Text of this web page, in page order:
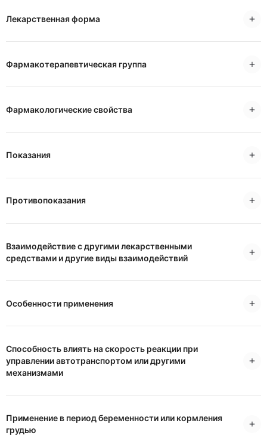
Лекарственная форма
Фармакотерапевтическая группа
Фармакологические свойства
Показания
Противопоказания
Взаимодействие с другими лекарственными
средствами и другие виды взаимодействий
Особенности применения
Способность влиять на скорость реакции при
управлении автотранспортом или другими
механизмами
Применение в период беременности или кормления
грудью